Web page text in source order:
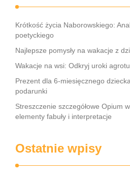
Krótkość życia Naborowskiego:
poetyckiego
Najlepsze pomysły na wakacje z
Wakacje na wsi: Odkryj uroki
Prezent dla 6-miesięcznego
podarunki
Streszczenie szczegółowe Opium
elementy fabuły i interpretacje
Ostatnie wpisy